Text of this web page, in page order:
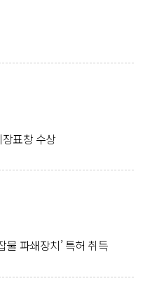
표창 수상
물 파쇄장치’ 특허 취득